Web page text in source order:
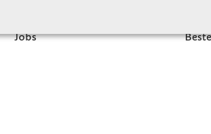
Jobs